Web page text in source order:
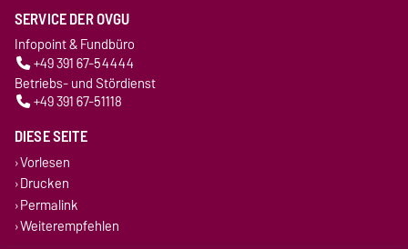
SERVICE DER OVGU
Infopoint & Fundbüro
+49 391 67-54444
Betriebs- und Stördienst
+49 391 67-51118
DIESE SEITE
Vorlesen
Drucken
Permalink
Weiterempfehlen